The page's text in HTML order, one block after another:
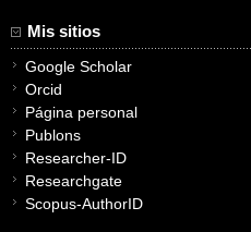
Mis sitios
Google Scholar
Orcid
Página personal
Publons
Researcher-ID
Researchgate
Scopus-AuthorID